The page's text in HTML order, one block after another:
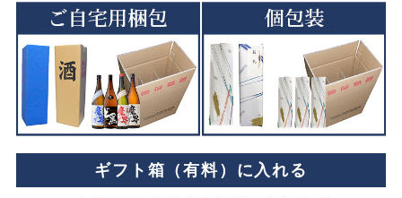
ギフト箱（有料）に入れる